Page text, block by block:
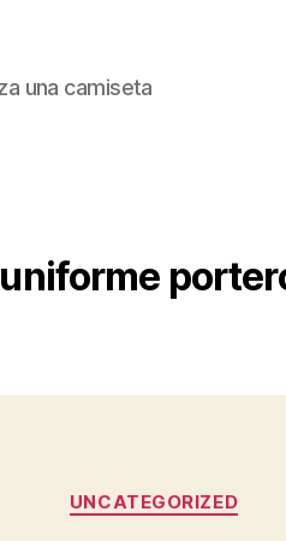
una camiseta
uniforme
Categorías
UNCATEGORIZED